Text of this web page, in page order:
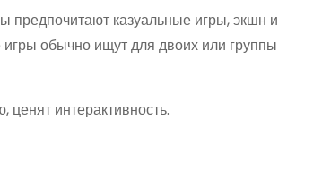
казуальные игры, экшн и
обычно ищут для двоих или группы
интерактивность.